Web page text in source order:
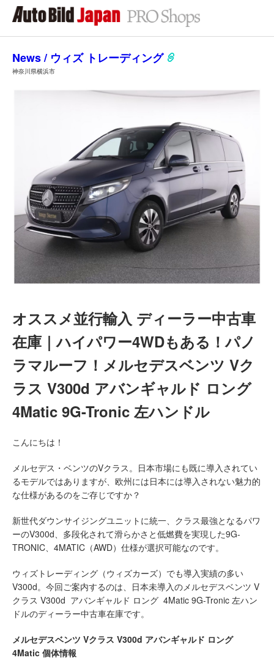
News / ウィズ トレーディング
神奈川県横浜市
オススメ並行輸入 ディーラー中古車
在庫｜ハイパワー4WDもある！パノ
ラマルーフ！メルセデスベンツ Vク
ラス V300d アバンギャルド ロング
4Matic 9G-Tronic 左ハンドル
こんにちは！
メルセデス・ベンツのVクラス。日本市場にも既に導入されてい
るモデルではありますが、欧州には日本には導入されない魅力的
な仕様があるのをご存じですか？
新世代ダウンサイジングユニットに統一、クラス最強となるパワ
ーのV300d、多段化されて滑らかさと低燃費を実現した9G-
TRONIC、4MATIC（AWD）仕様が選択可能なのです。
ウィズトレーディング（ウィズカーズ）でも導入実績の多い
V300d。今回ご案内するのは、日本未導入のメルセデスベンツ V
クラス V300d アバンギャルド ロング 4Matic 9G-Tronic 左ハン
ドルのディーラー中古車在庫です。
メルセデスベンツ Vクラス V300d アバンギャルド ロング
4Matic 個体情報